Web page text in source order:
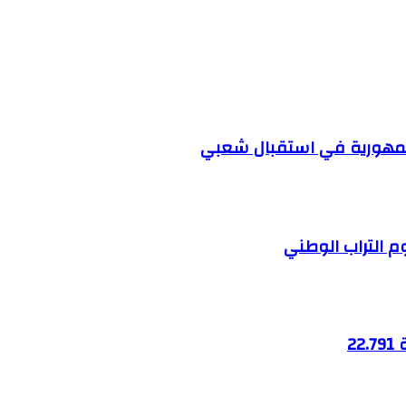
في استقبال شعبي
التراب الوطني